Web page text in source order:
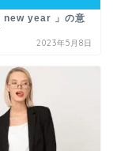
new year 」の意
2023年5月8日